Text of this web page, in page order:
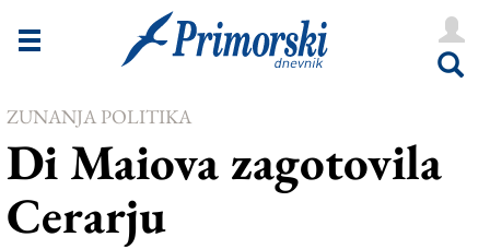
Novice
Goriška
Kultura
Šport
ZUNANJA POLITIKA
Di Maiova zagotovila
Cerarju